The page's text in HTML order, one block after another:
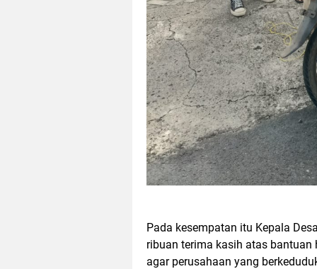
Pada kesempatan itu Kepala
ribuan terima kasih atas bantuan
agar perusahaan yang